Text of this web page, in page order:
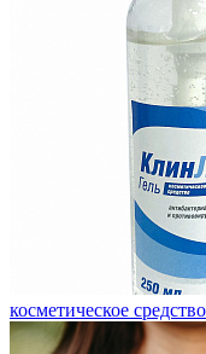
косметическое средство